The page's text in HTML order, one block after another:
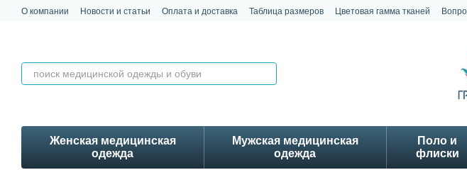
Перейти к основному контенту
О компании Новости и статьи Оплата и доставка Таблица размеров Цветовая гамма тканей
Женская медицинская
одежда
Мужская медицинская
одежда
Поло и
флиски